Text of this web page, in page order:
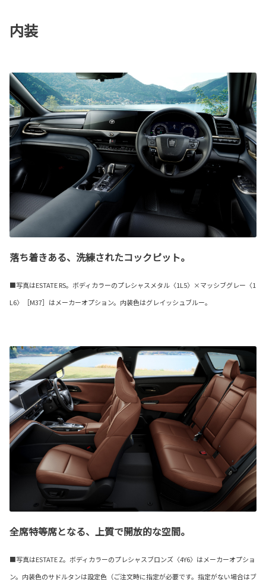
内装
落ち着きある、洗練されたコックピット。
■写真はESTATE RS。ボディカラーのプレシャスメタル〈1L5〉×マッシブグレー〈1
L6〉［M37］はメーカーオプション。内装色はグレイッシュブルー。
全席特等席となる、上質で開放的な空間。
■写真はESTATE Z。ボディカラーのプレシャスブロンズ〈4Y6〉はメーカーオプショ
ン。内装色のサドルタンは設定色（ご注文時に指定が必要です。指定がない場合はブ